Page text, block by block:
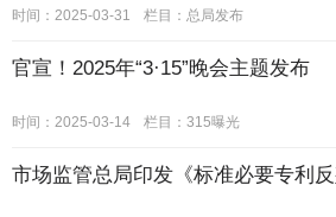
时间：2025-03-31 栏目： 总局发布
官宣！2025年“3·15”晚会主题发布
时间：2025-03-14 栏目： 315曝光
市场监管总局印发《标准必要专利反